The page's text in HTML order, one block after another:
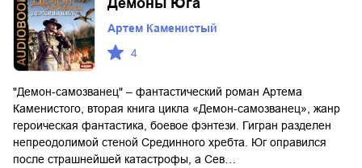
Артем Каменистый
4
"Демон-самозванец" – фантастический роман Артема
Каменистого, вторая книга цикла «Демон-самозванец», жанр
героическая фантастика, боевое фэнтези. Гигран разделен
непреодолимой стеной Срединного хребта. Юг оправился
после страшнейшей катастрофы, а Сев…